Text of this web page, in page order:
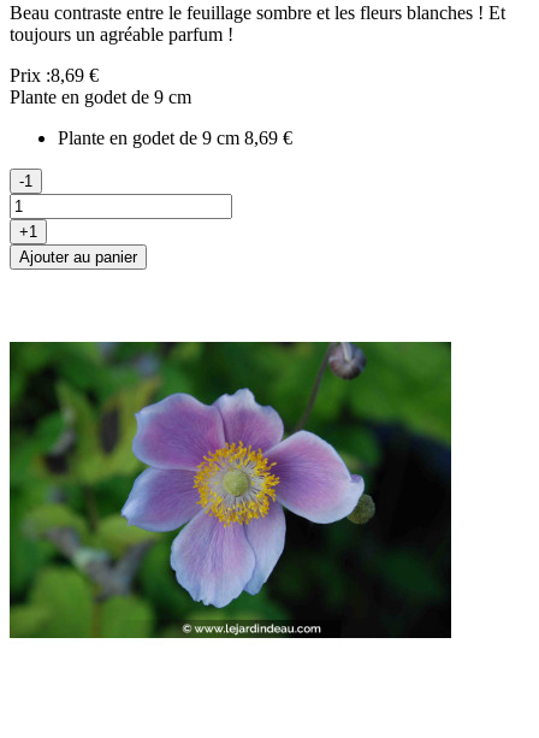
Beau contraste entre le feuillage sombre et les fleurs blanches ! Et
toujours un agréable parfum !
Prix :8,69 €
Plante en godet de 9 cm
Plante en godet de 9 cm 8,69 €
-1
+1
Ajouter au panier